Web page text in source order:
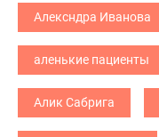
Алексндра Иванова
аленькие пациенты
Алик Сабрига